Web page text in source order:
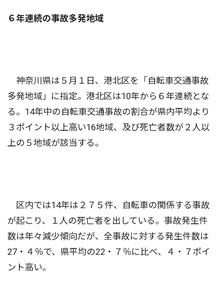
６年連続の事故多発地域
神奈川県は５月１日、港北区を「自転車交通事故
多発地域」に指定。港北区は10年から６年連続とな
る。14年中の自転車交通事故の割合が県内平均より
３ポイント以上高い16地域、及び死亡者数が２人以
上の５地域が該当する。
区内では14年は２７５件、自転車の関係する事故
が起こり、１人の死亡者を出している。事故発生件
数は年々減少傾向だが、全事故に対する発生件数は
27・４％で、県平均の22・７％に比べ、４・７ポイ
ント高い。